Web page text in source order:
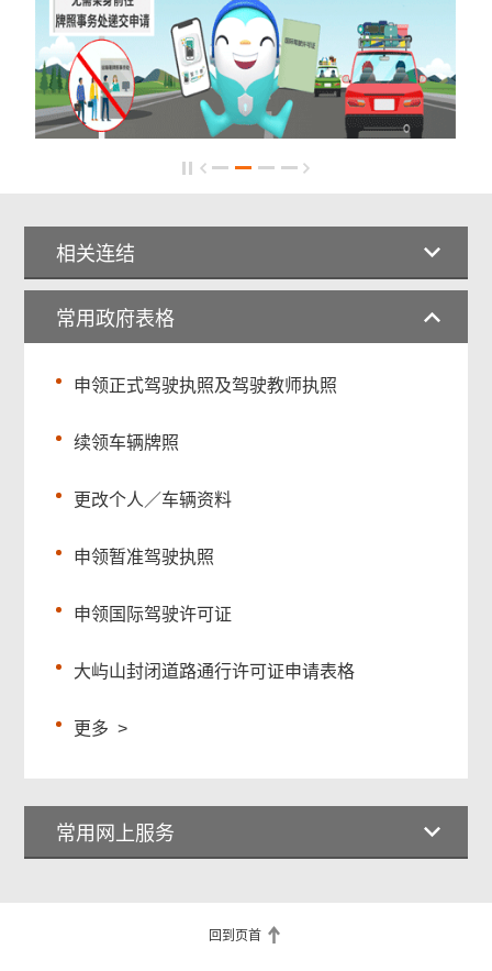
相关连结
常用政府表格
申领正式驾驶执照及驾驶教师执照
续领车辆牌照
更改个人／车辆资料
申领暂准驾驶执照
申领国际驾驶许可证
大屿山封闭道路通行许可证申请表格
更多 >
常用网上服务
回到页首